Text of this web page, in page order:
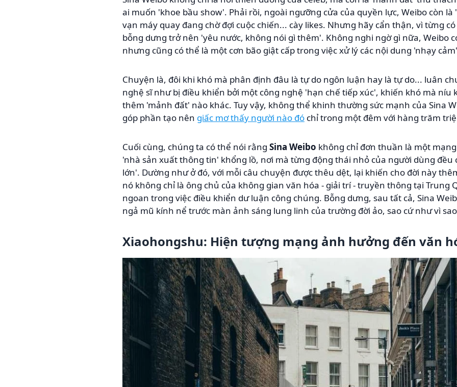
ai muốn 'khoe bầu show'. Phải rồi, ngoài ngưỡng cửa của quyền lực, Weibo còn
vạn máy quay đang chờ đợi cuộc chiến... cày likes. Nhưng hãy cẩn thận, vì từng
bỗng dưng trở nên 'yêu nước, không nói gì thêm'. Không nghi ngờ gì nữa, Weibo
nhưng cũng có thể là một cơn bão giật cấp trong việc xử lý các nội dung 'nhạy
Chuyện là, đôi khi khó mà phân định đâu là tự do ngôn luận hay là tự do... luân
nghệ sĩ như bị điều khiển bởi một công nghệ 'hạn chế tiếp xúc', khiến khó mà níu
thêm 'mảnh đất' nào khác. Tuy vậy, không thể khinh thường sức mạnh của Sina
góp phần tạo nên giấc mơ thấy người nào đó chỉ trong một đêm với hàng trăm
Cuối cùng, chúng ta có thể nói rằng Sina Weibo không chỉ đơn thuần là một
'nhà sản xuất thông tin' khổng lồ, nơi mà từng động thái nhỏ của người dùng đều
lớn'. Dường như ở đó, với mỗi câu chuyện được thêu dệt, lại khiến cho đời này
nó không chỉ là ông chủ của không gian văn hóa - giải trí - truyền thông tại Trung
ngoan trong việc điều khiển dư luận công chúng. Bỗng dưng, sau tất cả, Sina
ngả mũ kính nể trước màn ảnh sáng lung linh của trường đời ảo, sao cứ như vì
Xiaohongshu: Hiện tượng mạng ảnh hưởng đến văn